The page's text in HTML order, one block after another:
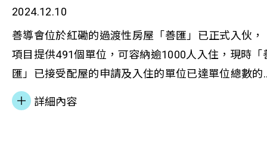
港的經濟增長未能惠及所有階層；即使政府成立扶貧
委員會，集中力量推動針對性的扶貧措施，成效仍然
有限。特別是在疫情後的經濟復甦期間，基層市民面
臨的困境更趨嚴重，促使社會各界開始思考更具創新
年當我在工作迷失方向時，參加了善導會的「恒生青
年前路探索計劃」。這個計劃如同一扇窗，讓我有機
會接觸不同的行業，重新思考工作對自己的真正意
義。聽到嘉賓葉韻怡分享她作為殯儀禮儀師的工作體
苦，最後透過計劃的穿針引線，我踏入殯儀界，並在
透過多元化的計劃，服務年青人及其家庭，當中包
括：生涯及職涯規劃發展服務、師友指導計劃實習機
會﹑技能培訓及給予資源支援。「置地公司家基金」
與善導會合作致力協助弱勢青年，當中包括為離開院
所的更生青年、殘疾青年及來自不同族裔的青年。
地公司企業社會責任部主管胡玉怡女士表示：「『置
2024.12.10
善導會位於紅磡的過渡性房屋「善匯」已正式入伙，
項目提供491個單位，可容納逾1000人入住，現時「
匯」已接受配屋的申請及入住的單位已達單位總數的
88%，正在處理的申請亦已超出剩餘單位數量。「善
匯」日前舉行入伙典禮，房屋局副局長戴尚誠先生,
詳細內容